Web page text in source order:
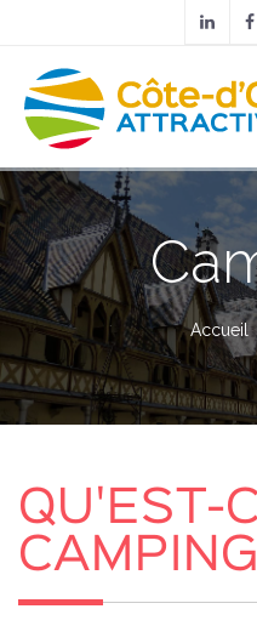
Accueil
QU'EST-